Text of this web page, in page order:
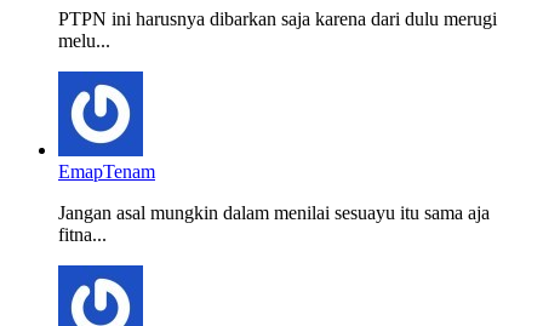
PTPN ini harusnya dibarkan saja karena dari dulu merugi
melu...
EmapTenam
Jangan asal mungkin dalam menilai sesuayu itu sama aja
fitna...